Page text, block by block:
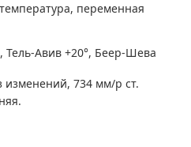
переменная
Тель-Авив +20°, Беер-Шева
изменений, 734 мм/р ст.